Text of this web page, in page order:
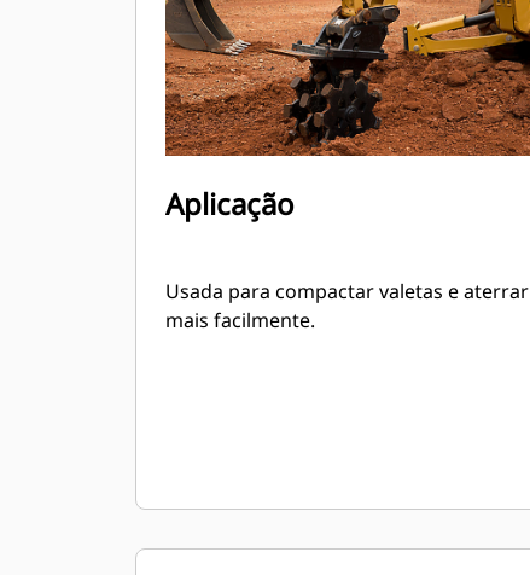
Aplicação
Usada para compactar valetas e aterrar
mais facilmente.